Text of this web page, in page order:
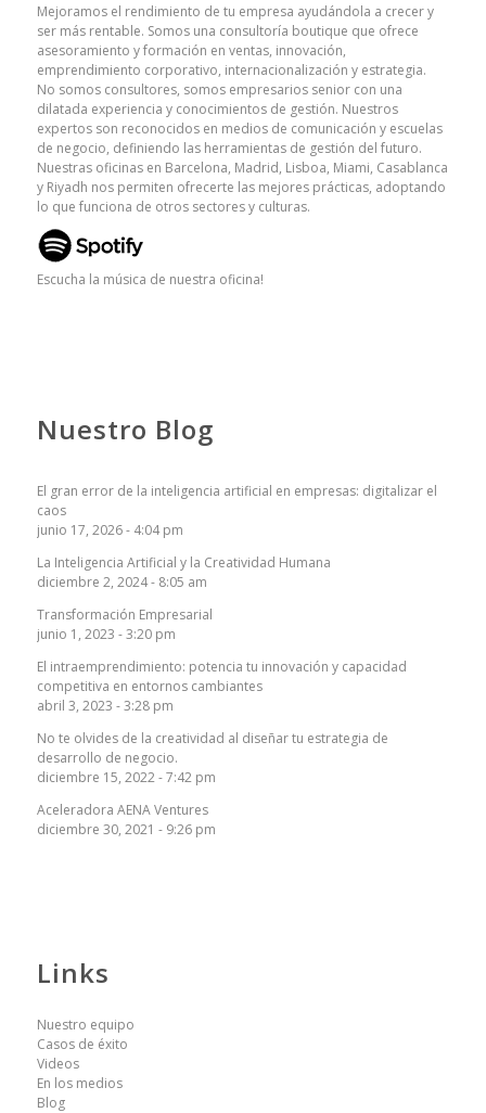
Mejoramos el rendimiento de tu empresa ayudándola a crecer y
ser más rentable. Somos una consultoría boutique que ofrece
asesoramiento y formación en ventas, innovación,
emprendimiento corporativo, internacionalización y estrategia.
No somos consultores, somos empresarios senior con una
dilatada experiencia y conocimientos de gestión. Nuestros
expertos son reconocidos en medios de comunicación y escuelas
de negocio, definiendo las herramientas de gestión del futuro.
Nuestras oficinas en Barcelona, Madrid, Lisboa, Miami, Casablanca
y Riyadh nos permiten ofrecerte las mejores prácticas, adoptando
lo que funciona de otros sectores y culturas.
Escucha la música de nuestra oficina!
Nuestro Blog
El gran error de la inteligencia artificial en empresas: digitalizar el
caos
junio 17, 2026 - 4:04 pm
La Inteligencia Artificial y la Creatividad Humana
diciembre 2, 2024 - 8:05 am
Transformación Empresarial
junio 1, 2023 - 3:20 pm
El intraemprendimiento: potencia tu innovación y capacidad
competitiva en entornos cambiantes
abril 3, 2023 - 3:28 pm
No te olvides de la creatividad al diseñar tu estrategia de
desarrollo de negocio.
diciembre 15, 2022 - 7:42 pm
Aceleradora AENA Ventures
diciembre 30, 2021 - 9:26 pm
Links
Nuestro equipo
Casos de éxito
Videos
En los medios
Blog